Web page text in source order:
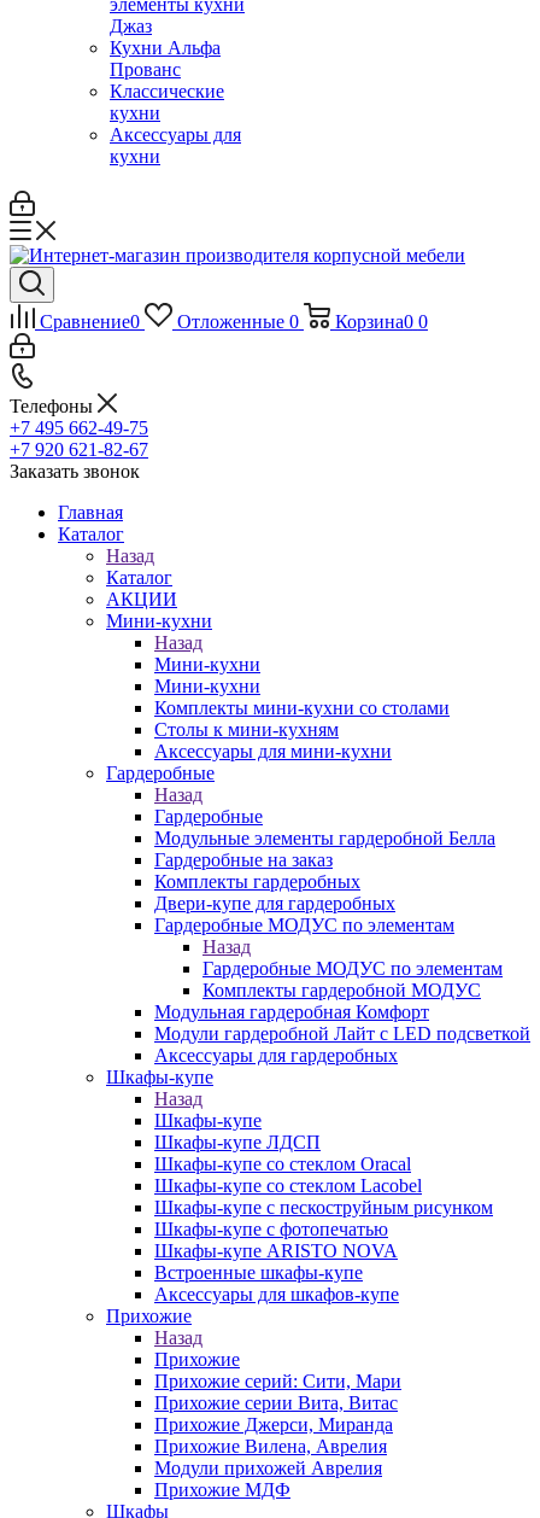
элементы кухни
Джаз
Кухни Альфа
Прованс
Классические
кухни
Аксессуары для
кухни
Сравнение0 Отложенные 0 Корзина0 0
Телефоны
+7 495 662-49-75
+7 920 621-82-67
Заказать звонок
Главная
Каталог
Назад
Каталог
АКЦИИ
Мини-кухни
Назад
Мини-кухни
Мини-кухни
Комплекты мини-кухни со столами
Столы к мини-кухням
Аксессуары для мини-кухни
Гардеробные
Назад
Гардеробные
Модульные элементы гардеробной Белла
Гардеробные на заказ
Комплекты гардеробных
Двери-купе для гардеробных
Гардеробные МОДУС по элементам
Назад
Гардеробные МОДУС по элементам
Комплекты гардеробной МОДУС
Модульная гардеробная Комфорт
Модули гардеробной Лайт с LED подсветкой
Аксессуары для гардеробных
Шкафы-купе
Назад
Шкафы-купе
Шкафы-купе ЛДСП
Шкафы-купе со стеклом Oracal
Шкафы-купе со стеклом Lacobel
Шкафы-купе с пескоструйным рисунком
Шкафы-купе с фотопечатью
Шкафы-купе ARISTO NOVA
Встроенные шкафы-купе
Аксессуары для шкафов-купе
Прихожие
Назад
Прихожие
Прихожие серий: Сити, Мари
Прихожие серии Вита, Витас
Прихожие Джерси, Миранда
Прихожие Вилена, Аврелия
Модули прихожей Аврелия
Прихожие МДФ
Шкафы